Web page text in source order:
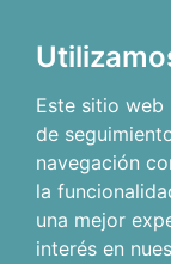
Este sitio
de
navegación
la
una mejor
interés en